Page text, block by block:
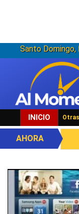
Santo
INICIO
AHORA